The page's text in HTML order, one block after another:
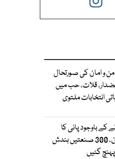
و امان کی صورتحال
قلات، حب میں
انتخابات ملتوی
کے باوجود پانی کا
سنگین بحران، 300 صنعتیں بندش
گئیں